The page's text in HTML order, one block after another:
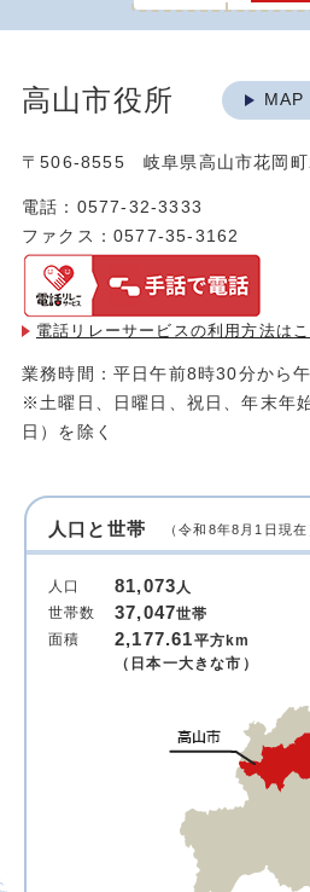
高山市役所 MAP
〒506-8555 岐阜県高山市花岡
電話：0577-32-3333
ファクス：0577-35-3162
電話リレーサービスの利用方法は
業務時間：平日午前8時30分から
※土曜日、日曜日、祝日、年末年
日）を除く
人口と世帯 （令和8年8月1日現在
人口 81,073人
世帯数
37,047世帯
面積
2,177.61平方km
（日本一大きな市）